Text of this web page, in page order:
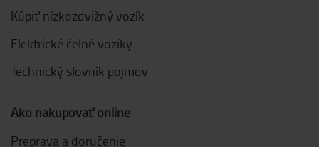
Kúpiť nízkozdvižný vozík
Elektrické čelné vozíky
Technický slovník pojmov
Ako nakupovať online
Preprava a doručenie